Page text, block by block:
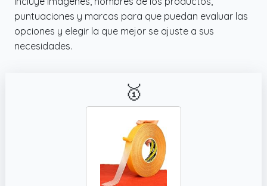
puntuaciones y marcas para que puedan evaluar las
opciones y elegir la que mejor se ajuste a sus
necesidades.
🥇